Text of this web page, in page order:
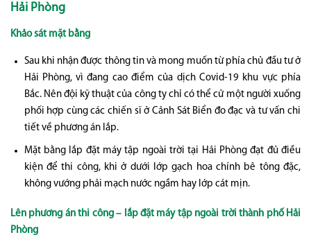
Hải Phòng
Khảo sát mặt bằng
Sau khi nhận được thông tin và mong muốn từ phía chủ đầu tư ở
Hải Phòng, vì đang cao điểm của dịch Covid-19 khu vực phía
Bắc. Nên đội kỹ thuật của công ty chỉ có thể cử một người xuống
phối hợp cùng các chiến sĩ ở Cảnh Sát Biển đo đạc và tư vấn chi
tiết về phương án lắp.
Mặt bằng lắp đặt máy tập ngoài trời tại Hải Phòng đạt đủ điều
kiện để thi công, khi ở dưới lớp gạch hoa chính bê tông đặc,
không vướng phải mạch nước ngầm hay lớp cát mịn.
Lên phương án thi công – lắp đặt máy tập ngoài trời thành phố Hải
Phòng